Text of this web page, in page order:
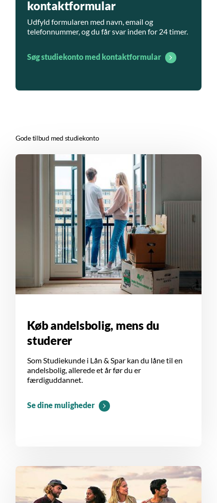
kontaktformular
Udfyld formularen med navn, email og
telefonnummer, og du får svar inden for 24 timer.
Søg studiekonto med kontaktformular
Gode tilbud med studiekonto
Køb andelsbolig, mens du
studerer
Som Studiekunde i Lån & Spar kan du låne til en
andelsbolig, allerede et år før du er
færdiguddannet.
Se dine muligheder